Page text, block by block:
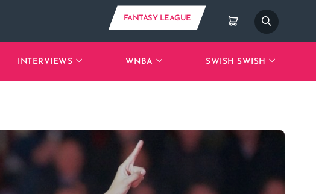
FANTASY LEAGUE
INTERVIEWS WNBA SWISH SWISH